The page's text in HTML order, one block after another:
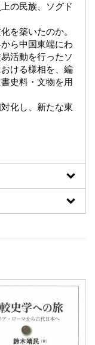
の民族、ソグド
を築いたのか。
ら中国東端にわ
活動を行ったソ
ける様相を、編
史料・文物を用
化し、新たな東